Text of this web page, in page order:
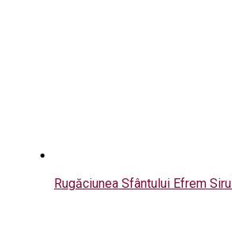
Rugăciunea Sfântului Efrem Sirul